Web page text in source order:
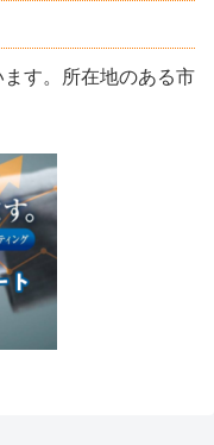
す。所在地のある市